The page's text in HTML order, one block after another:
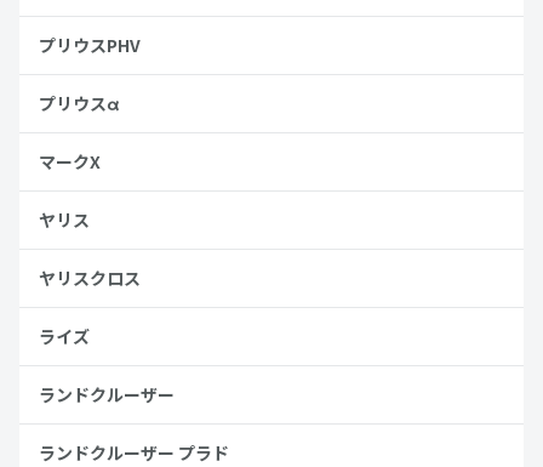
プリウスPHV
プリウスα
マークX
ヤリス
ヤリスクロス
ライズ
ランドクルーザー
ランドクルーザー プラド